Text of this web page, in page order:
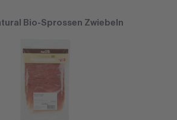
Bio-Sprossen Zwiebeln